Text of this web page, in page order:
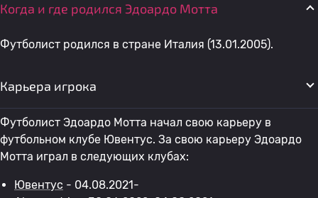
Когда и где родился Эдоардо Мотта
Футболист родился в стране Италия (13.01.2005).
Карьера игрока
Футболист Эдоардо Мотта начал свою карьеру в
футбольном клубе Ювентус. За свою карьеру Эдоардо
Мотта играл в следующих клубах:
Ювентус - 04.08.2021-